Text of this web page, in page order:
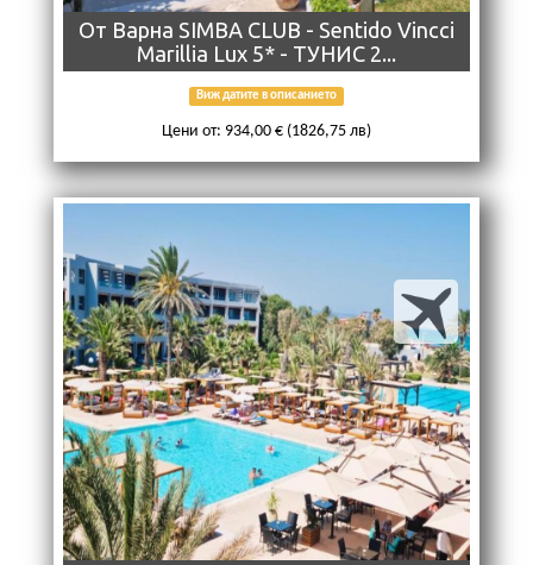
От Варна SIMBA CLUB - Sentido Vincci
Marillia Lux 5* - ТУНИС 2...
Виж датите в описанието
Цени от: 934,00 € (1826,75 лв)